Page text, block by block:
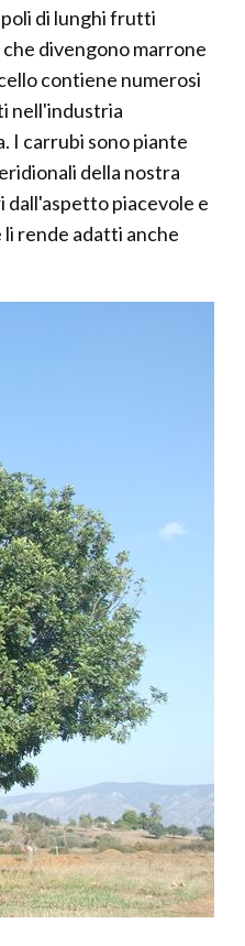
di lunghi frutti
divengono marrone
contiene numerosi
nell'industria
I carrubi sono piante
della nostra
dall'aspetto piacevole e
rende adatti anche